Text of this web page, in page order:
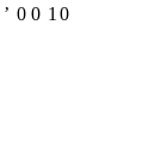
ʼ 0 0 1 0